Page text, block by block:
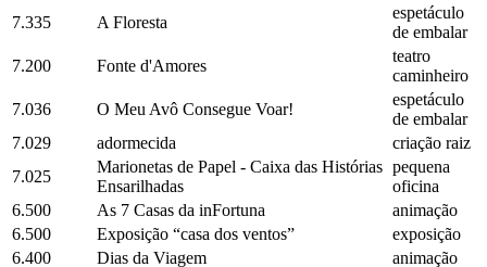
7.335
A Floresta
espetáculo
de embalar
7.200
Fonte d'Amores
teatro
caminheiro
7.036
O Meu Avô Consegue Voar!
espetáculo
de embalar
7.029
adormecida
criação raiz
7.025
Marionetas de Papel - Caixa das Histórias
Ensarilhadas
pequena
oficina
6.500
As 7 Casas da inFortuna
animação
6.500
Exposição “casa dos ventos”
exposição
6.400
Dias da Viagem
animação